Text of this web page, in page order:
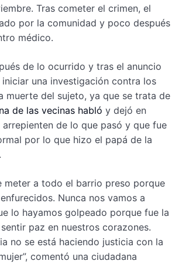
Tras cometer el crimen, el
por la comunidad y poco después
médico.
de lo ocurrido y tras el anuncio
una investigación contra los
muerte del sujeto, ya que se trata de
de las vecinas habló y dejó en
de lo que pasó y que fue
por lo que hizo el papá de la
meter a todo el barrio preso porque
Nunca nos vamos a
lo hayamos golpeado porque fue la
paz en nuestros corazones.
no se está haciendo justicia con la
comentó una ciudadana